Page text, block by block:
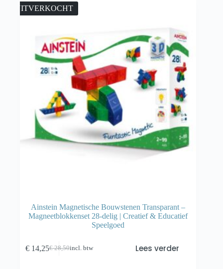
UITVERKOCHT
Ainstein Magnetische Bouwstenen Transparant –
Magneetblokkenset 28-delig | Creatief & Educatief
Speelgoed
€28,50
Oorspronkelijke
€14,25Huidigeincl. btw Lees verder